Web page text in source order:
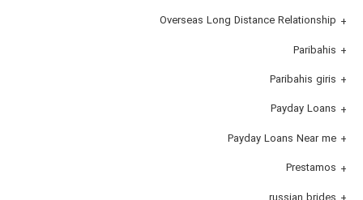
Overseas Long Distance Relationship
Paribahis
Paribahis giris
Payday Loans
Payday Loans Near me
Prestamos